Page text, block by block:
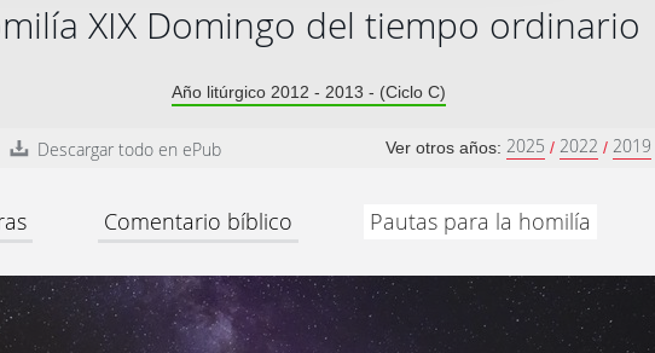
XIX Domingo del tiempo ordinario
Año litúrgico 2012 - 2013 - (Ciclo C)
Descargar todo en ePub Ver otros años: 2025 / 2022 / 2019
Comentario bíblico Pautas para la homilía